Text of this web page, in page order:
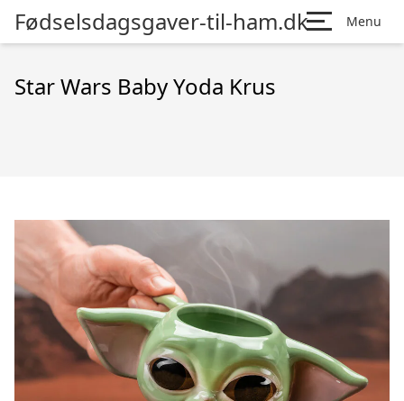
Fødselsdagsgaver-til-ham.dk Menu
Star Wars Baby Yoda Krus